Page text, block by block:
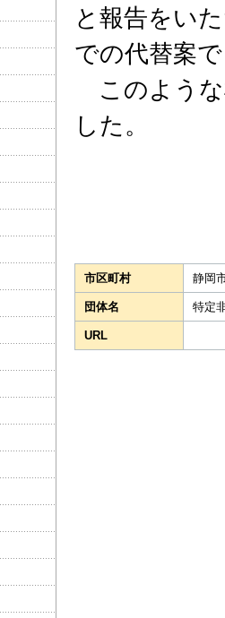
と報告をい
での代替案
このような
した。
市区町村 静岡
団体名 特定
URL